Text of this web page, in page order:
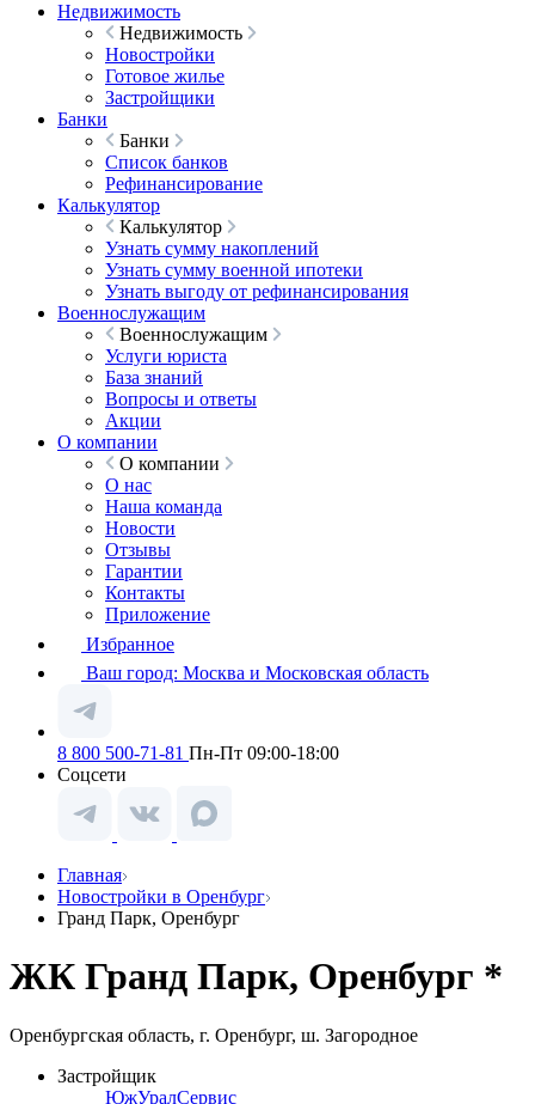
Недвижимость
Недвижимость
Новостройки
Готовое жилье
Застройщики
Банки
Банки
Список банков
Рефинансирование
Калькулятор
Калькулятор
Узнать сумму накоплений
Узнать сумму военной ипотеки
Узнать выгоду от рефинансирования
Военнослужащим
Военнослужащим
Услуги юриста
База знаний
Вопросы и ответы
Акции
О компании
О компании
О нас
Наша команда
Новости
Отзывы
Гарантии
Контакты
Приложение
Избранное
Ваш город: Москва и Московская область
8 800 500-71-81 Пн-Пт 09:00-18:00
Соцсети
Главная
Новостройки в Оренбург
Гранд Парк, Оренбург
ЖК Гранд Парк, Оренбург *
Оренбургская область, г. Оренбург, ш. Загородное
Застройщик
ЮжУралСервис